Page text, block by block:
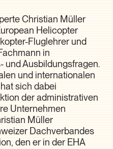
Christian Müller
Helicopter
Fluglehrer und
in
und Ausbildungsfragen.
und internationalen
sich dabei
der administrativen
Unternehmen
Müller
Dachverbandes
den er in der EHA